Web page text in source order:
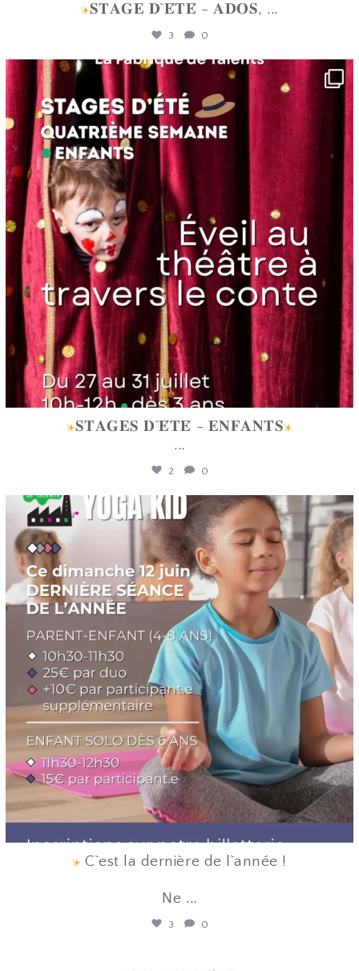
𝐒𝐓𝐀𝐆𝐄 𝐃`𝐄́𝐓𝐄́ - 𝐀𝐃𝐎𝐒, ...
3 0
lafabriquedetalents
Juin 16
𝐒𝐓𝐀𝐆𝐄𝐒 𝐃`𝐄́𝐓𝐄́ - 𝐄𝐍𝐅𝐀𝐍𝐓𝐒
...
2 0
lafabriquedetalents
Juin 12
C`est la dernière de l`année !
Ne ...
3 0